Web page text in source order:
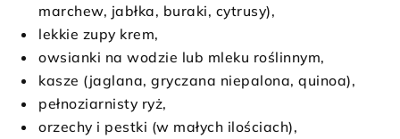
marchew, jabłka, buraki, cytrusy),
lekkie zupy krem,
owsianki na wodzie lub mleku roślinnym,
kasze (jaglana, gryczana niepalona, quinoa),
pełnoziarnisty ryż,
orzechy i pestki (w małych ilościach),